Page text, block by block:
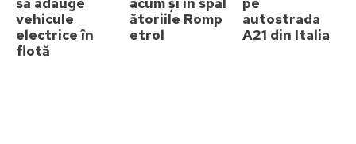
vehicule
electrice în
flotă
ătoriile Romp
etrol
autostrada
A21 din Italia